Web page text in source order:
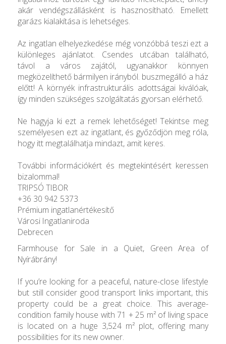
akár vendégszállásként is hasznosítható. Emellett
garázs kialakítása is lehetséges.
Az ingatlan elhelyezkedése még vonzóbbá teszi ezt a
különleges ajánlatot. Csendes utcában található,
távol a város zajától, ugyanakkor könnyen
megközelíthető bármilyen irányból. buszmegálló a ház
előtt! A környék infrastrukturális adottságai kiválóak,
így minden szükséges szolgáltatás gyorsan elérhető.
Ne hagyja ki ezt a remek lehetőséget! Tekintse meg
személyesen ezt az ingatlant, és győződjön meg róla,
hogy itt megtalálhatja mindazt, amit keres.
További információkért és megtekintésért keressen
bizalommal!
TRIPSÓ TIBOR
+36 30 942 5373
Prémium ingatlanértékesítő
Városi Ingatlaniroda
Debrecen
Farmhouse for Sale in a Quiet, Green Area of
Nyírábrány!
If you’re looking for a peaceful, nature-close lifestyle
but still consider good transport links important, this
property could be a great choice. This average-
condition family house with 71 + 25 m² of living space
is located on a huge 3,524 m² plot, offering many
possibilities for its new owner.